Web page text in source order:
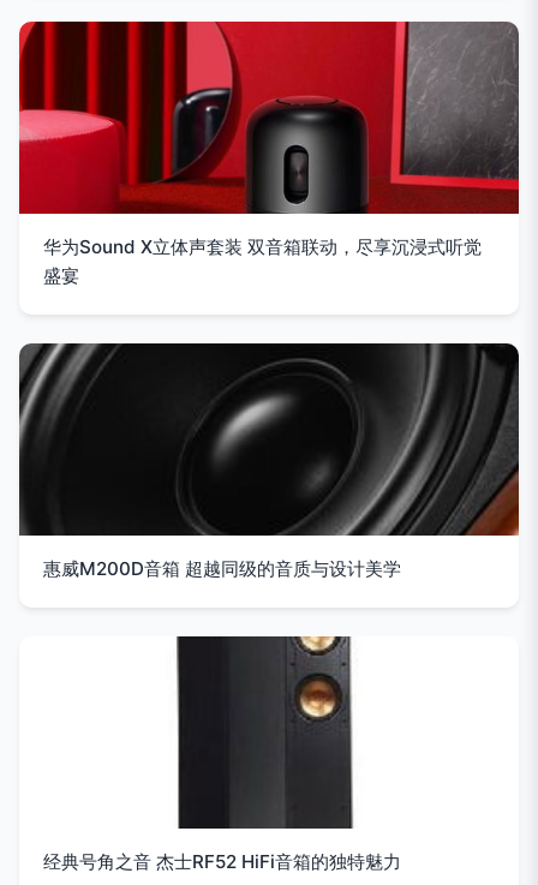
华为Sound X立体声套装 双音箱联动，尽享沉浸式听觉
盛宴
惠威M200D音箱 超越同级的音质与设计美学
经典号角之音 杰士RF52 HiFi音箱的独特魅力